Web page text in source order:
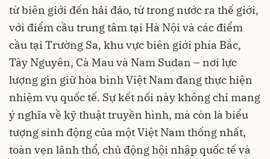
từ biên giới đến hải đảo, từ trong nước ra thế giới,
với điểm cầu trung tâm tại Hà Nội và các điểm
cầu tại Trường Sa, khu vực biên giới phía Bắc,
Tây Nguyên, Cà Mau và Nam Sudan – nơi lực
lượng gìn giữ hòa bình Việt Nam đang thực hiện
nhiệm vụ quốc tế. Sự kết nối này không chỉ mang
ý nghĩa về kỹ thuật truyền hình, mà còn là biểu
tượng sinh động của một Việt Nam thống nhất,
toàn vẹn lãnh thổ, chủ động hội nhập quốc tế và